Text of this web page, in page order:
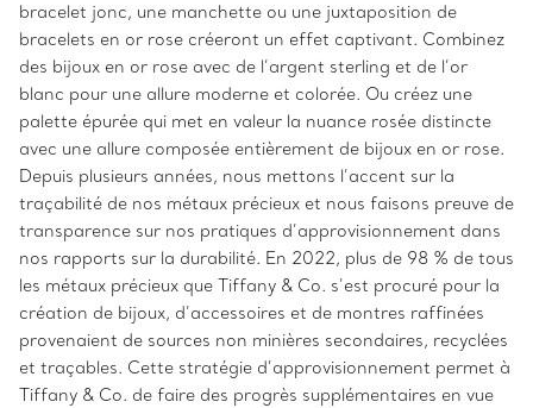
bracelet jonc, une manchette ou une juxtaposition de
bracelets en or rose créeront un effet captivant. Combinez
des bijoux en or rose avec de l’argent sterling et de l’or
blanc pour une allure moderne et colorée. Ou créez une
palette épurée qui met en valeur la nuance rosée distincte
avec une allure composée entièrement de bijoux en or rose.
Depuis plusieurs années, nous mettons l’accent sur la
traçabilité de nos métaux précieux et nous faisons preuve de
transparence sur nos pratiques d’approvisionnement dans
nos rapports sur la durabilité. En 2022, plus de 98 % de tous
les métaux précieux que Tiffany & Co. s’est procuré pour la
création de bijoux, d’accessoires et de montres raffinées
provenaient de sources non minières secondaires, recyclées
et traçables. Cette stratégie d’approvisionnement permet à
Tiffany & Co. de faire des progrès supplémentaires en vue